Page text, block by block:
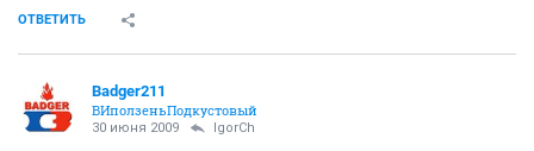
ОТВЕТИТЬ
Badger211
ВИползеньПодкустовый
30 июня 2009 IgorCh